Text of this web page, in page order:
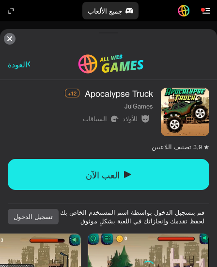
جميع الألعاب
تدوير الجهاز
هذه اللعبة تدعم اتجاه المناظر الطبيعية
فقط
العودة
Apocalypse Truck
12+
JulGames
للأولاد
السباقات
3,9 تصنيف اللاعبين
العب الآن
قم بتسجيل الدخول بواسطة اسم المستخدم الخاص بك
لحفظ تقدمك وإنجازاتك في اللعبة بشكلٍ موثوق
تسجيل الدخول